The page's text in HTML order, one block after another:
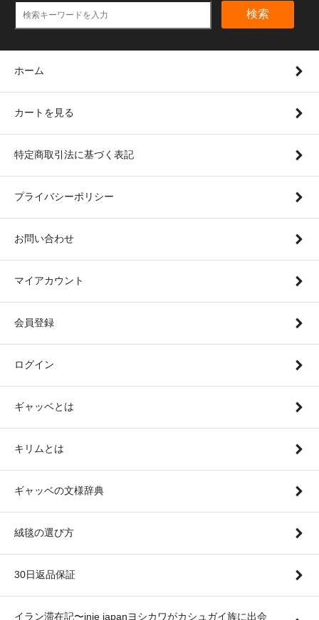
検索
ホーム
カートを見る
特定商取引法に基づく表記
プライバシーポリシー
お問い合わせ
マイアカウント
会員登録
ログイン
ギャッベとは
キリムとは
ギャッベの文様辞典
絨毯の選び方
30日返品保証
イラン滞在記〜inie japanヨシカワがカシュガイ族に出会